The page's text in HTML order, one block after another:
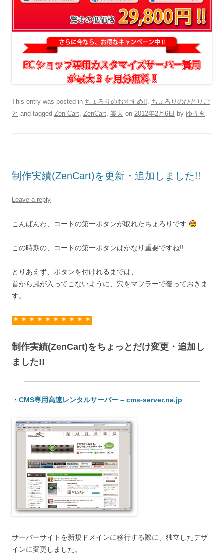
This entry was posted in ちょろりのおすすめ!!, ちょろりのひとりご
と and tagged Zen Cart, ZenCart, 楽天 on 2012年2月6日 by ゆうき .
制作実績(ZenCart)を更新・追加しました!!
Leave a reply
こんばんわ、コートの第一ボタンが取れたちょろりです
この時期の、コートの第一ボタンはかなり重要ですね!!
とりあえず、ボタンを付けれるまでは、
首から風が入ってこないように、穴をマフラーで覆っておきま
す。
＊＊＊＊＊＊＊＊＊＊
制作実績(ZenCart)をちょっとだけ変更・追加し
ました!!
・ CMS専用高速レンタルサーバー – cms-server.ne.jp
サーバーサイトを新規ドメインに移行する際に、独立したデザ
インに変更しました。